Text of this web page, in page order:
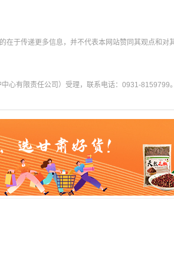
于传递更多信息，并不代表本网站赞同其观点和
心有限责任公司）受理，联系电话：0931-8159799。